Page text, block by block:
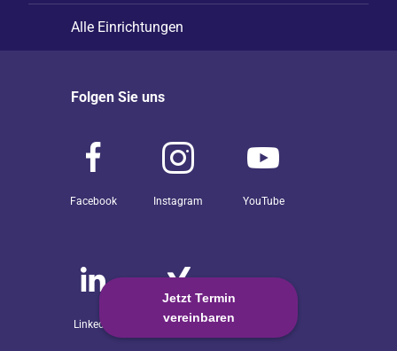
Jetzt Termin
vereinbaren
Alle Einrichtungen
Folgen Sie uns
Facebook Instagram YouTube
LinkedIn Xing